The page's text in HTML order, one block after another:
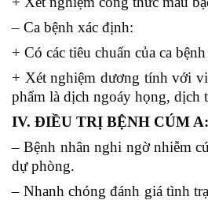
– Ca bệnh xác định:
+ Có các tiêu chuẩn của ca
+ Xét nghiệm dương tính với
phẩm là dịch ngoáy họng, dịch
IV. ĐIỀU TRỊ BỆNH CÚM A:
– Bệnh nhân nghi ngờ nhiễm
dự phòng.
– Nhanh chóng đánh giá tình